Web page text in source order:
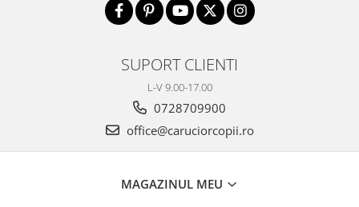
SUPORT CLIENTI
L-V 9.00-17.00
0728709900
office@caruciorcopii.ro
MAGAZINUL MEU